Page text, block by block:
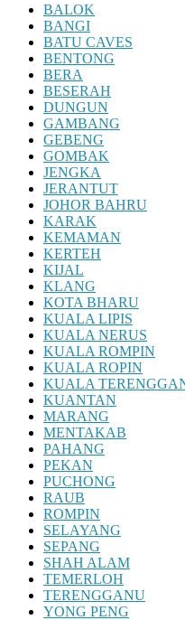
BALOK
BANGI
BATU CAVES
BENTONG
BERA
BESERAH
DUNGUN
GAMBANG
GEBENG
GOMBAK
JENGKA
JERANTUT
JOHOR BAHRU
KARAK
KEMAMAN
KERTEH
KIJAL
KLANG
KOTA BHARU
KUALA LIPIS
KUALA NERUS
KUALA ROMPIN
KUALA ROPIN
KUALA
KUANTAN
MARANG
MENTAKAB
PAHANG
PEKAN
PUCHONG
RAUB
ROMPIN
SELAYANG
SEPANG
SHAH ALAM
TEMERLOH
TERENGGANU
YONG PENG